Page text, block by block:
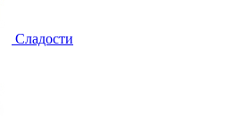
Сладости